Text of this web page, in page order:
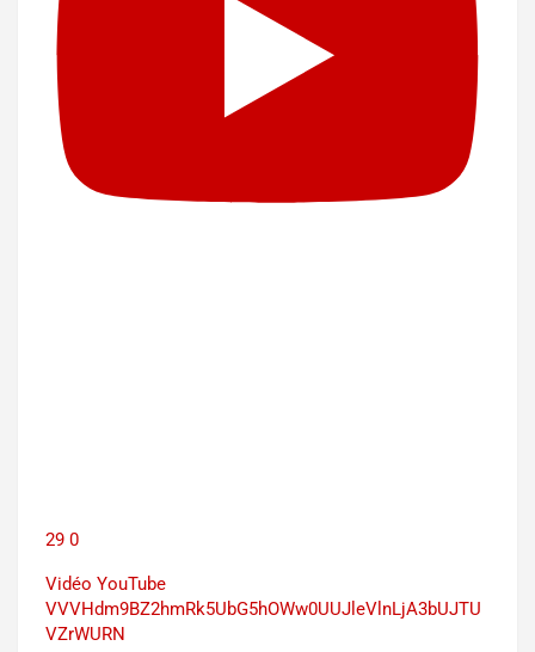
29 0
Vidéo YouTube
VVVHdm9BZ2hmRk5UbG5hOWw0UUJleVlnLjA3bUJTU
VZrWURN